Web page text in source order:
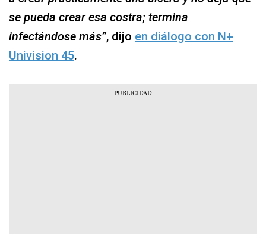
se pueda crear esa costra; termina
infectándose más”, dijo en diálogo con N+
Univision 45.